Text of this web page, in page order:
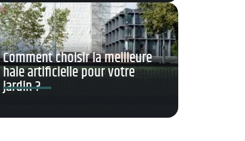
Comment choisir la meilleure
haie artificielle pour votre
jardin ?